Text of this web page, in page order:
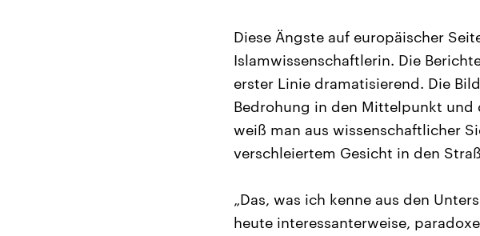
Diese Ängste auf europäischer
Islamwissenschaftlerin. Die
erster Linie dramatisierend. Die
Bedrohung in den Mittelpunkt und
weiß man aus wissenschaftlicher
verschleiertem Gesicht in den
„Das, was ich kenne aus den
heute interessanterweise,